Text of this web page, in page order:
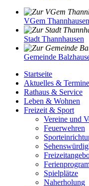
VGem Thannhausen
Stadt Thannhausen
Gemeinde
Startseite
Aktuelles & Termine
Rathaus & Service
Leben & Wohnen
Freizeit & Sport
Vereine und
Feuerwehren
Spielplätze
Naherholung